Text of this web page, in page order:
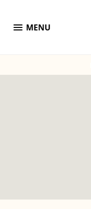
menu MENU